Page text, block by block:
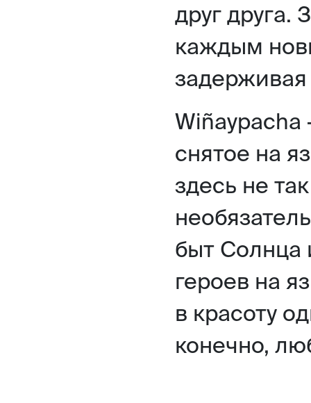
друг друга.
каждым
Wiñaypacha
снятое на
здесь не
быт Солнца
героев на
в красоту
конечно,